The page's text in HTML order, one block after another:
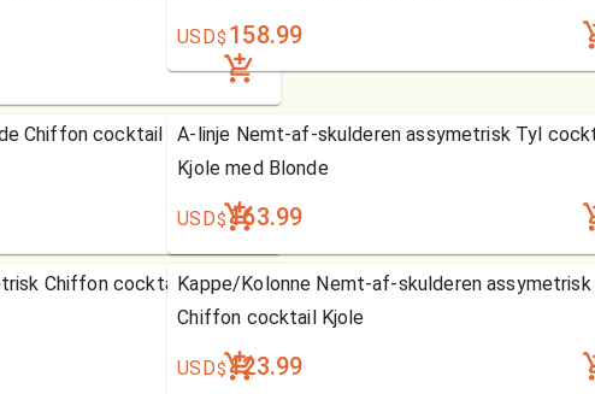
USD$ 158.99
Chiffon cocktail Kjole medA-linje Nemt-af-skulderen assymetrisk Tyl
Kjole med Blonde
USD$ 163.99
Chiffon cocktail KjoleKappe/Kolonne Nemt-af-skulderen assymetrisk
Chiffon cocktail Kjole
USD$ 123.99